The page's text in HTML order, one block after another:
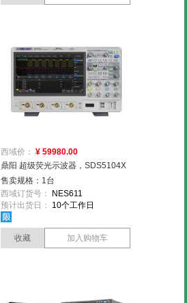
西域价： ¥ 59980.00
鼎阳 超级荧光示波器，SDS5104X
售卖规格：1台
西域订货号：
NES611
预计出货日：
10个工作日
收藏 加入购物车